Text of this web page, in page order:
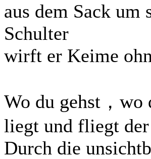
aus dem Sack um
Schulter
wirft er Keime
Wo du gehst，wo
liegt und fliegt
Durch die